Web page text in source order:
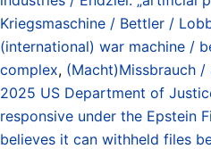
Kriegsmaschine / Bettler /
(international) war machine /
complex, (Macht)Missbrauch
2025 US Department of
responsive under the Epstein
believes it can withheld files